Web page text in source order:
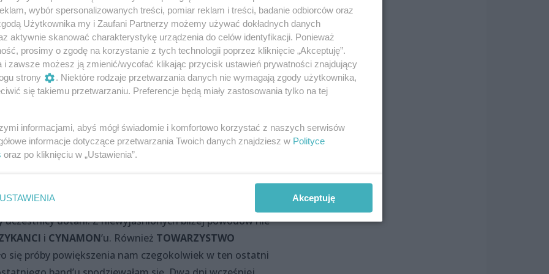
31 maja 2007r odbyły się regionalne
FAMA 2007. Do konkurencji stanęli
się przed zamknięciem listy (ponoć
tzw. &#8222;refleks&#8221;, czyli kto
którzy zostali zaproszeni przez np.
Wjazd na ten pełen wrażeń spęd za jedyne
i studenci, za jedyne 5 zł &#8211; reszta
organizatorów, jurorów, dziennikarzy i
weszli za free.
uczestnicy dotarli. Z niewyjaśnionych bliżej powodów nie
i CYNAMON’u. Również TOWARZYSTWO
się próby powiększenia nam czegokolwiek w ten ostatni
wybór spersonalizowanych treści, pomiar reklam i treści, badanie odbiorców oraz
Użytkownika my i Zaufani Partnerzy możemy używać dokładnych danych
aktywnie skanować charakterystykę urządzenia do celów identyfikacji. Ponieważ
prosimy o zgodę na korzystanie z tych technologii poprzez kliknięcie „Akceptuję”.
i zawsze możesz ją zmienić/wycofać klikając przycisk ustawień prywatności znajdujący
strony
. Niektóre rodzaje przetwarzania danych nie wymagają zgody użytkownika,
się takiemu przetwarzaniu. Preferencje będą miały zastosowania tylko na tej
informacjami, abyś mógł świadomie i komfortowo korzystać z naszych serwisów
informacje dotyczące przetwarzania Twoich danych znajdziesz w Polityce
oraz po kliknięciu w „Ustawienia”.
USTAWIENIA Akceptuję